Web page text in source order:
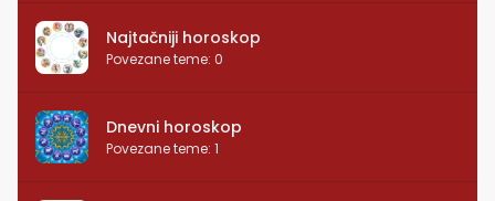
Najtačniji horoskop
Povezane teme: 0
Dnevni horoskop
Povezane teme: 1